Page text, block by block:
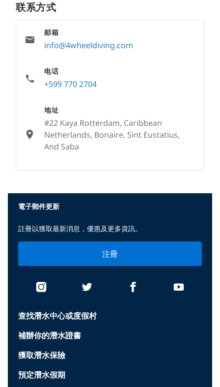
联系方式
邮箱
info@4wheeldiving.com
电话
+599 770 2704
地址
#22 Kaya Rotterdam, Caribbean
Netherlands, Bonaire, Sint Eustatius,
And Saba
查找潛水中心或度假村
補辦你的潛水證書
獲取潛水保險
預定潛水假期
電子郵件更新
註冊以獲取最新消息，優惠及更多資訊。
注冊